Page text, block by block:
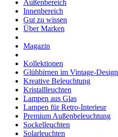
Außenbereich
Innenbereich
Gut zu wissen
Über Marken
Magazin
Kollektionen
Glühbirnen im Vintage-Design
Kreative Beleuchtung
Kristallleuchten
Lampen aus Glas
Lampen für Retro-Interieur
Premium Außenbeleuchtung
Sockelleuchten
Solarleuchten